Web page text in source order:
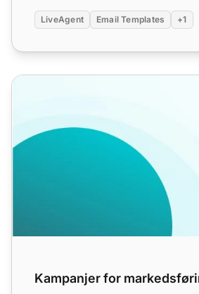
LiveAgent Email Templates +1
Kampanjer for markedsføring via e-
Kampanjer for